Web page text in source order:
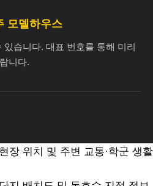
모델하우스
습니다. 대표 번호를 통해 미리
니다.